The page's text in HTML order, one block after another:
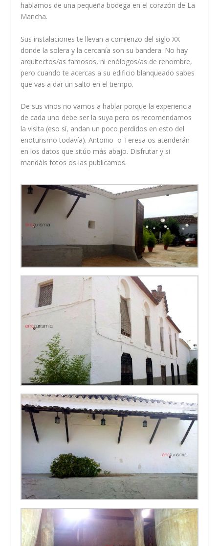
hablamos de una pequeña bodega en el corazón de La
Mancha.
Sus instalaciones te llevan a comienzo del siglo XX
donde la solera y la cercanía son su bandera. No hay
arquitectos/as famosos, ni enólogos/as de renombre,
pero cuando te acercas a su edificio blanqueado sabes
que vas a dar un salto en el tiempo.
De sus vinos no vamos a hablar porque la experiencia
de cada uno debe ser la suya pero os recomendamos
la visita (eso sí, andan un poco perdidos en esto del
enoturismo todavía). Antonio o Teresa os atenderán
en los datos que sitúo más abajo. Disfrutar y si
mandáis fotos os las publicamos.